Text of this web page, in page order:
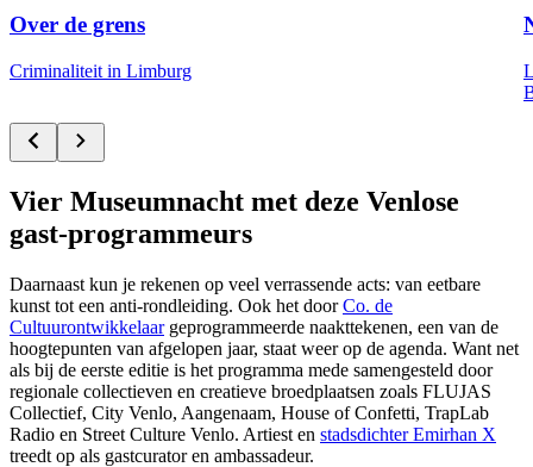
Over de grens
Criminaliteit in Limburg
Vier Museumnacht met deze Venlose
gast-programmeurs
Daarnaast kun je rekenen op veel verrassende acts: van eetbare
kunst tot een anti-rondleiding. Ook het doorCo. de
Cultuurontwikkelaargeprogrammeerde naakttekenen, een van de
hoogtepunten van afgelopen jaar, staat weer op de agenda. Want net
als bij de eerste editie is het programma mede samengesteld door
regionale collectieven en creatieve broedplaatsen zoals FLUJAS
Collectief, City Venlo, Aangenaam, House of Confetti, TrapLab
Radio en Street Culture Venlo. Artiest en stadsdichter Emirhan X
treedt op als gastcurator en ambassadeur.